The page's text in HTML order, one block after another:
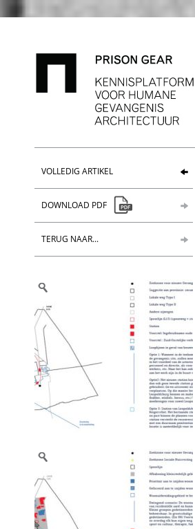
VOLLEDIG ARTIKEL
DOWNLOAD PDF
TERUG NAAR...